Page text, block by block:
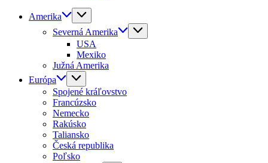
Amerika
Severná Amerika
USA
Mexiko
Južná Amerika
Európa
Spojené kráľovstvo
Francúzsko
Nemecko
Rakúsko
Taliansko
Česká republika
Poľsko